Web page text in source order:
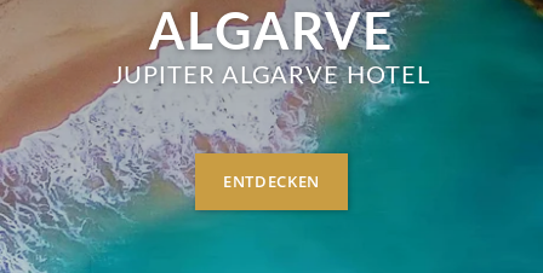
ALGARVE
JUPITER ALGARVE HOTEL
ENTDECKEN